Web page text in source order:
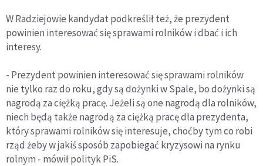
W Radziejowie kandydat podkreślił też, że prezydent
powinien interesować się sprawami rolników i dbać i ich
interesy.
- Prezydent powinien interesować się sprawami rolników
nie tylko raz do roku, gdy są dożynki w Spale, bo dożynki są
nagrodą za ciężką pracę. Jeżeli są one nagrodą dla rolników,
niech będą także nagrodą za ciężką pracę dla prezydenta,
który sprawami rolników się interesuje, choćby tym co robi
rząd żeby w jakiś sposób zapobiegać kryzysowi na rynku
rolnym - mówił polityk PiS.